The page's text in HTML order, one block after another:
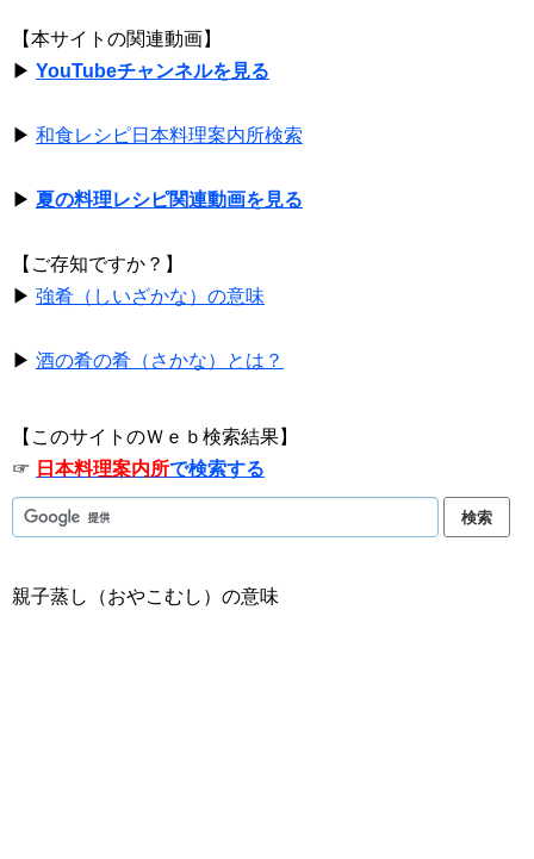
【本サイトの関連動画】
▶ YouTubeチャンネルを見る
▶ 和食レシピ日本料理案内所検索
▶ 夏の料理レシピ関連動画を見る
【ご存知ですか？】
▶ 強肴（しいざかな）の意味
▶ 酒の肴の肴（さかな）とは？
【このサイトのＷｅｂ検索結果】
☞ 日本料理案内所で検索する
親子蒸し（おやこむし）の意味